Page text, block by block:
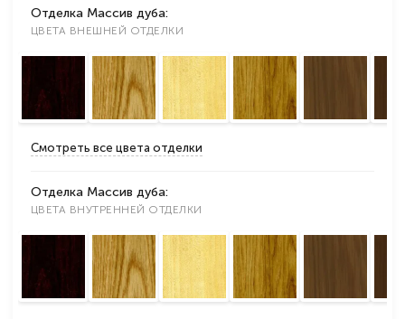
Отделка Массив дуба:
ЦВЕТА ВНЕШНЕЙ ОТДЕЛКИ
Смотреть все цвета отделки
Отделка Массив дуба:
ЦВЕТА ВНУТРЕННЕЙ ОТДЕЛКИ